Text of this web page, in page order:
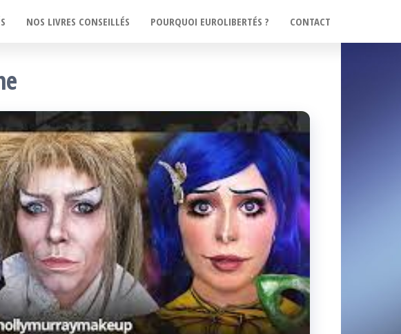
NOS LIVRES CONSEILLÉS POURQUOI EUROLIBERTÉS ? CONTACT